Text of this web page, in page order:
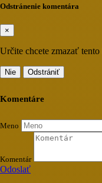
Loading...
Odstránenie komentára
×
Určite chcete zmazať tento
Nie Odstrániť
Komentáre
Meno
Komentár
Odoslať